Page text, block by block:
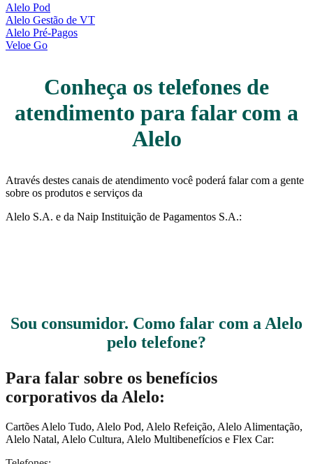
Alelo Pod
Alelo Gestão de VT
Alelo Pré-Pagos
Veloe Go
Conheça os telefones de
atendimento para falar com a
Alelo
Através destes canais de atendimento você poderá falar com a gente
sobre os produtos e serviços da
Alelo S.A. e da Naip Instituição de Pagamentos S.A.:
Sou consumidor. Como falar com a Alelo
pelo telefone?
Para falar sobre os benefícios
corporativos da Alelo:
Cartões Alelo Tudo, Alelo Pod, Alelo Refeição, Alelo Alimentação,
Alelo Natal, Alelo Cultura, Alelo Multibenefícios e Flex Car: